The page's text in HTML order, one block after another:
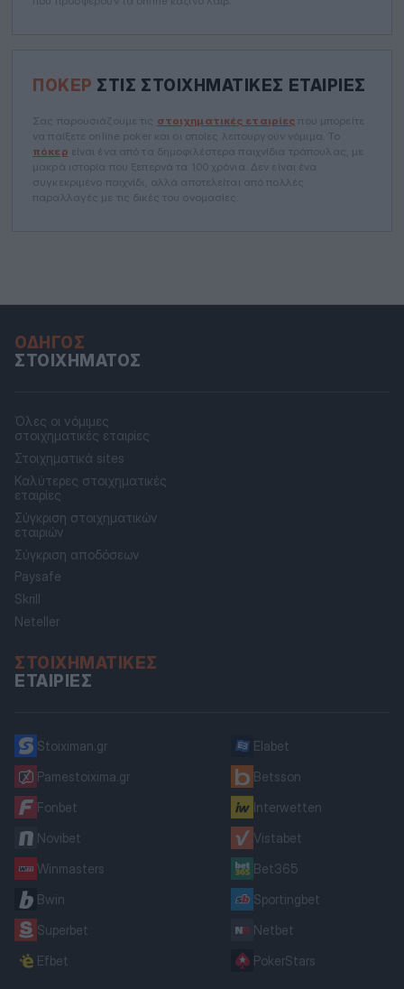
ΠΌΚΕΡ ΣΤΙΣ ΣΤΟΙΧΗΜΑΤΙΚΈΣ ΕΤΑΙΡΊΕΣ
Σας παρουσιάζουμε τις στοιχηματικές εταιρίες που μπορείτε
να παίξετε online poker και οι οποίες λειτουργούν νόμιμα. Το
πόκερ είναι ένα από τα δημοφιλέστερα παιχνίδια τράπουλας, με
μακρά ιστορία που ξεπερνά τα 100 χρόνια. Δεν είναι ένα
συγκεκριμένο παιχνίδι, αλλά αποτελείται από πολλές
παραλλαγές με τις δικές του ονομασίες.
ΟΔΗΓΌΣ
ΣΤΟΙΧΉΜΑΤΟΣ
Όλες οι νόμιμες
στοιχηματικές εταιρίες
Στοιχηματικά sites
Καλύτερες στοιχηματικές
εταιρίες
Σύγκριση στοιχηματικών
εταιριών
Σύγκριση αποδόσεων
Paysafe
Skrill
Neteller
ΣΤΟΙΧΗΜΑΤΙΚΈΣ
ΕΤΑΙΡΊΕΣ
Stoiximan.gr
Pamestoixima.gr
Fonbet
Novibet
Winmasters
Bwin
Superbet
Efbet
Elabet
Betsson
Interwetten
Vistabet
Bet365
Sportingbet
Netbet
PokerStars